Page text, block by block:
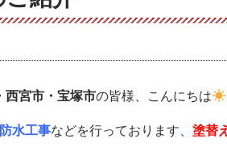
西宮市・宝塚市の皆様、こんにちは
水工事などを行っております、 塗替